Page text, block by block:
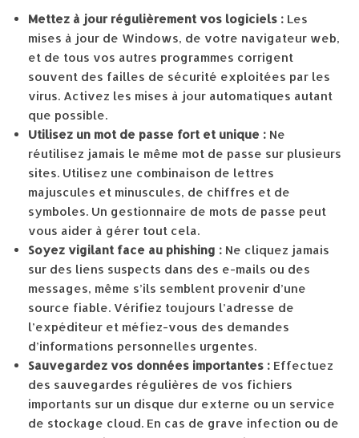
Mettez à jour régulièrement vos logiciels : Les
mises à jour de Windows, de votre navigateur web,
et de tous vos autres programmes corrigent
souvent des failles de sécurité exploitées par les
virus. Activez les mises à jour automatiques autant
que possible.
Utilisez un mot de passe fort et unique : Ne
réutilisez jamais le même mot de passe sur plusieurs
sites. Utilisez une combinaison de lettres
majuscules et minuscules, de chiffres et de
symboles. Un gestionnaire de mots de passe peut
vous aider à gérer tout cela.
Soyez vigilant face au phishing : Ne cliquez jamais
sur des liens suspects dans des e-mails ou des
messages, même s’ils semblent provenir d’une
source fiable. Vérifiez toujours l’adresse de
l’expéditeur et méfiez-vous des demandes
d’informations personnelles urgentes.
Sauvegardez vos données importantes : Effectuez
des sauvegardes régulières de vos fichiers
importants sur un disque dur externe ou un service
de stockage cloud. En cas de grave infection ou de